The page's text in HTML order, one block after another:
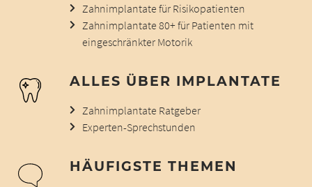
Zahnimplantate für Risikopatienten
Zahnimplantate 80+ für Patienten mit
eingeschränkter Motorik
ALLES ÜBER IMPLANTATE
Zahnimplantate Ratgeber
Experten-Sprechstunden
HÄUFIGSTE THEMEN